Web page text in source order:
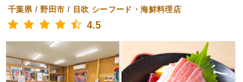
千葉県/野田市 / 目吹 シーフード・海鮮料理店
4.5